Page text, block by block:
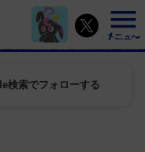
検索でフォローする